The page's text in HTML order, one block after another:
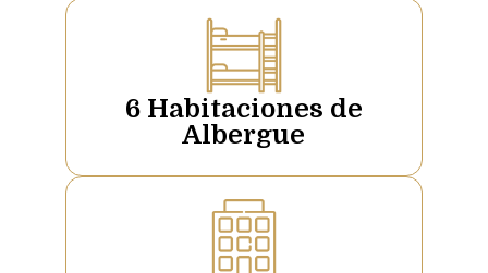
6 Habitaciones de
Albergue